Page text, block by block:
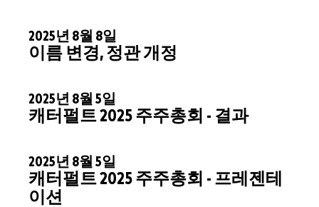
2025년 8월 8일
이름 변경, 정관 개정
2025년 8월 5일
캐터펄트 2025 주주총회 - 결과
2025년 8월 5일
캐터펄트 2025 주주총회 - 프레젠테
이션